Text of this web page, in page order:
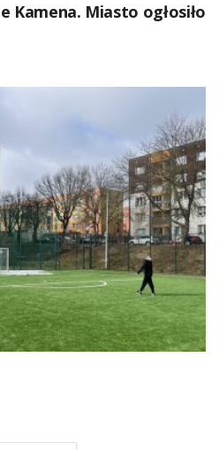
Kamena. Miasto ogłosiło